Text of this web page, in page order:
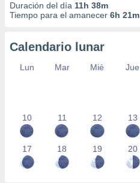
Duración del día 11h 38m
Tiempo para el amanecer 6h 21m
Calendario lunar
Lun Mar Mié Jue
10 11 12 13
17 18 19 20